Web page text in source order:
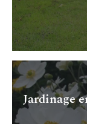
Jardinage